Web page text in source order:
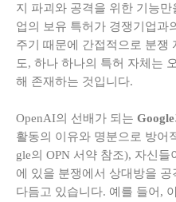
지 파괴와 공격을 위한 기능만
업의 보유 특허가 경쟁기업과
주기 때문에 간접적으로 분쟁
도, 하나 하나의 특허 자체는
해 존재하는 것입니다.
OpenAI의 선배가 되는 Google
활동의 이유와 명분으로 방어
gle의 OPN 서약 참조), 자신들
에 있을 분쟁에서 상대방을 공
다듬고 있습니다. 예를 들어,